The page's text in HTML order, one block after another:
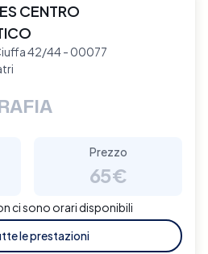
CENTRO
42/44 - 00077
Prezzo
65€
ci sono orari disponibili
le prestazioni